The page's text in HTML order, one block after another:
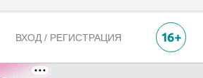
ВХОД / РЕГИСТРАЦИЯ